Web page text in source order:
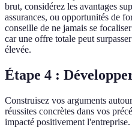
brut, considérez les avantages
assurances, ou opportunités de
conseille de ne jamais se
car une offre totale peut
élevée.
Étape 4 :
Construisez vos arguments
réussites concrètes dans vos
impacté positivement